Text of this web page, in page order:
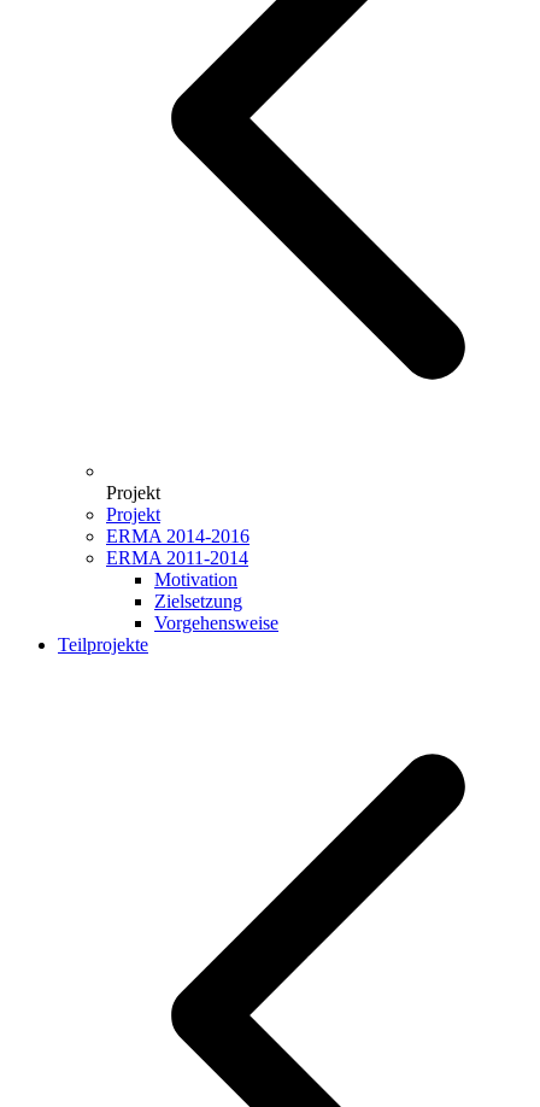
Projekt
Projekt
ERMA 2014-2016
ERMA 2011-2014
Motivation
Zielsetzung
Vorgehensweise
Teilprojekte